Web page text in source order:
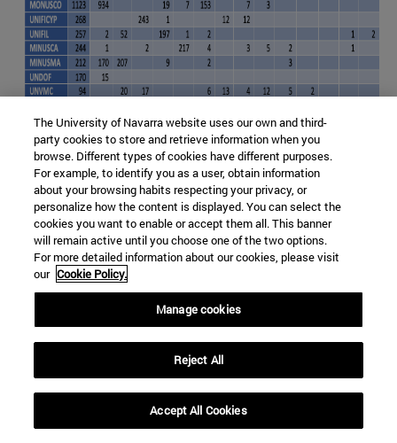
La contraposición de Uruguay y México
Hoy los países de la región se encuentran presentes en
14 misiones de paz diferentes (del total de 21 que
impulsa la ONU), especialmente en África pero también
en otras partes del mundo. En MINUSCA, convocada
The University of Navarra website uses our own and third-
party cookies to store and retrieve information when you
browse. Different types of cookies have different purposes.
For example, to identify you as a user, obtain information
about your browsing habits respecting your privacy, or
personalize how the content is displayed. You can select the
cookies you want to enable or accept them all. This banner
will remain active until you choose one of the two options.
For more detailed information about our cookies, please visit
our Cookie Policy.
Manage cookies
Reject All
Accept All Cookies